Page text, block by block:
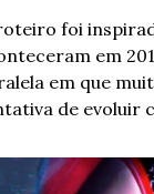
foi
em
em que
de evoluir